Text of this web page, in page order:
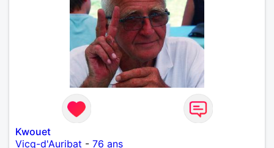
Kwouet
Vicq-d'Auribat - 76 ans